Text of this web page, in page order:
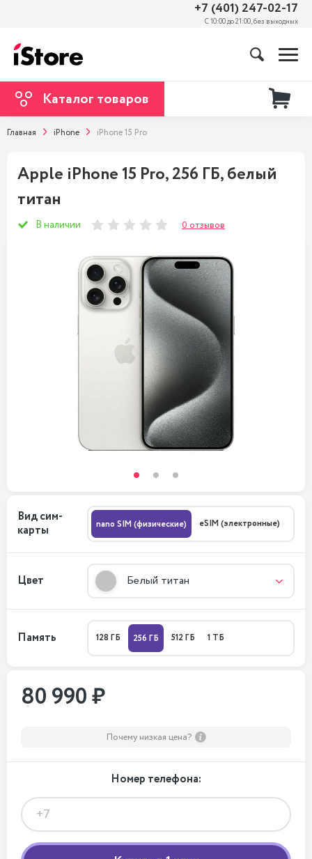
+7 (401) 247-02-17
С 10:00 до 21:00, без выходных
Каталог товаров
Главная iPhone iPhone 15 Pro
Apple iPhone 15 Pro, 256 ГБ, белый
титан
В наличии 0 отзывов
Вид сим-
карты
nano SIM (физические) eSIM (электронные)
Цвет Белый титан
Память 128 ГБ 256 ГБ 512 ГБ 1 ТБ
80 990 ₽
Почему низкая цена?
Номер телефона: